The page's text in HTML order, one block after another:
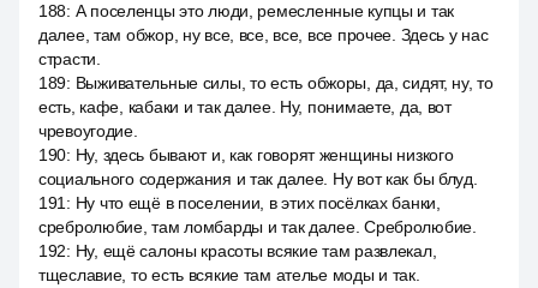
188: А поселенцы это люди, ремесленные купцы и так
далее, там обжор, ну все, все, все, все прочее. Здесь у нас
страсти.
189: Выживательные силы, то есть обжоры, да, сидят, ну, то
есть, кафе, кабаки и так далее. Ну, понимаете, да, вот
чревоугодие.
190: Ну, здесь бывают и, как говорят женщины низкого
социального содержания и так далее. Ну вот как бы блуд.
191 : Ну что ещё в поселении, в этих посёлках банки,
сребролюбие, там ломбарды и так далее. Сребролюбие.
192: Ну, ещё салоны красоты всякие там развлекал,
тщеславие, то есть всякие там ателье моды и так.